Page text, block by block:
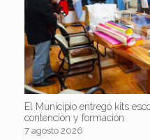
El Municipio entregó kits
contención y formación
7 agosto 2026